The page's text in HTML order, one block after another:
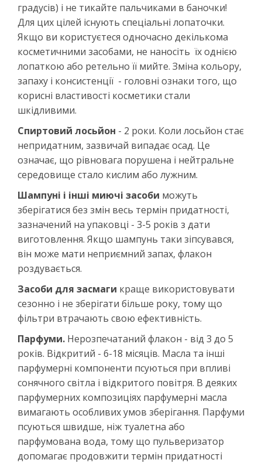
градусів) і не тикайте пальчиками в баночки!
Для цих цілей існують спеціальні лопаточки.
Якщо ви користуєтеся одночасно декількома
косметичними засобами, не наносіть їх однією
лопаткою або ретельно її мийте. Зміна кольору,
запаху і консистенції - головні ознаки того, що
корисні властивості косметики стали
шкідливими.
Спиртовий лосьйон - 2 роки. Коли лосьйон стає
непридатним, зазвичай випадає осад. Це
означає, що рівновага порушена і нейтральне
середовище стало кислим або лужним.
Шампуні і інші миючі засоби можуть
зберігатися без змін весь термін придатності,
зазначений на упаковці - 3-5 років з дати
виготовлення. Якщо шампунь таки зіпсувався,
він може мати неприємний запах, флакон
роздувається.
Засоби для засмаги краще використовувати
сезонно і не зберігати більше року, тому що
фільтри втрачають свою ефективність.
Парфуми. Нерозпечатаний флакон - від 3 до 5
років. Відкритий - 6-18 місяців. Масла та інші
парфумерні компоненти псуються при впливі
сонячного світла і відкритого повітря. В деяких
парфумерних композиціях парфумерні масла
вимагають особливих умов зберігання. Парфуми
псуються швидше, ніж туалетна або
парфумована вода, тому що пульверизатор
допомагає продовжити термін придатності